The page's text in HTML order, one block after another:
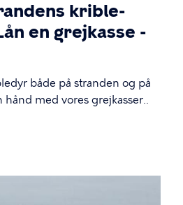
krible-
en grejkasse -
både på stranden og på
med vores grejkasser..